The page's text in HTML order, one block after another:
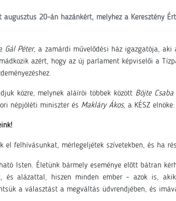
augusztus 20-án hazánkért, melyhez a Keresztény
Gál Péter, a zamárdi művelődési ház igazgatója, aki
azért, hogy az új parlament képviselői a
közre, melynek aláírói többek között Böjte Csaba
népjóléti miniszter és Makláry Ákos, a KÉSZ elnöke:
el felhívásunkat, mérlegeljétek szívetekben, és ha
Isten. Életünk bármely eseménye előtt bátran
és alázattal, hiszen minden ember – azok is,
a választást a megváltás üdvrendjében, és